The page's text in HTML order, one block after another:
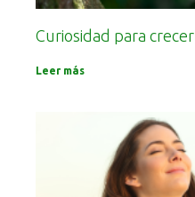
Curiosidad para crecer
Leer más